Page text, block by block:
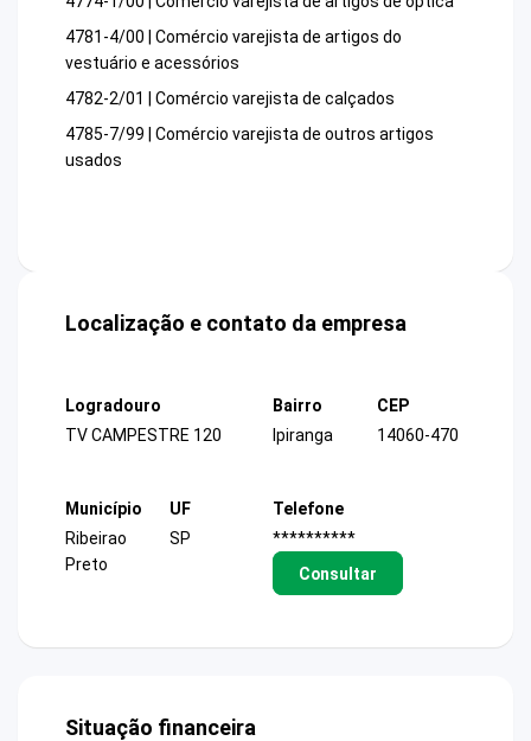
4781-4/00 | Comércio varejista de artigos do
vestuário e acessórios
4782-2/01 | Comércio varejista de calçados
4785-7/99 | Comércio varejista de outros artigos
usados
Localização e contato da empresa
Logradouro
TV CAMPESTRE 120
Bairro
Ipiranga
CEP
14060-470
Município
Ribeirao
Preto
UF
SP
Telefone
**********
Consultar
Situação financeira